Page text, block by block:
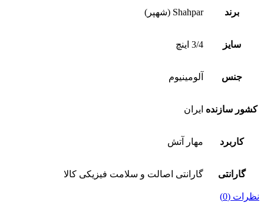
برند Shahpar (شهپر)
سایز 3/4 اینچ
جنس آلومینیوم
کشور سازنده ایران
کاربرد مهار آتش
گارانتی گارانتی اصالت و سلامت فیزیکی کالا
نظرات (0)